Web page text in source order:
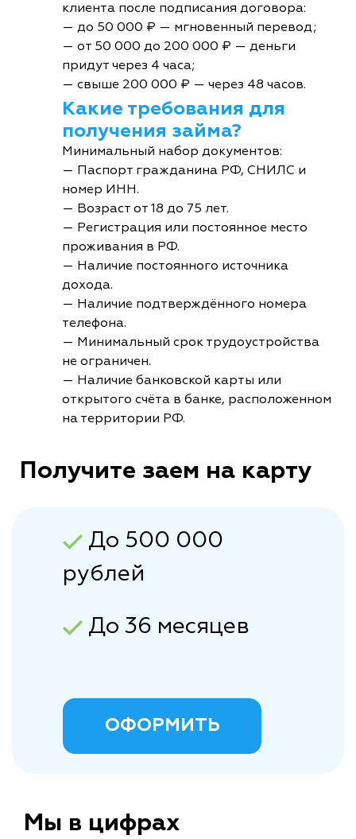
клиента после подписания договора:
— до 50 000 ₽ — мгновенный перевод;
— от 50 000 до 200 000 ₽ — деньги
придут через 4 часа;
— свыше 200 000 ₽ — через 48 часов.
Какие требования для
получения займа?
Минимальный набор документов:
— Паспорт гражданина РФ, СНИЛС и
номер ИНН.
— Возраст от 18 до 75 лет.
— Регистрация или постоянное место
проживания в РФ.
— Наличие постоянного источника
дохода.
— Наличие подтверждённого номера
телефона.
— Минимальный срок трудоустройства
не ограничен.
— Наличие банковской карты или
открытого счёта в банке, расположенном
на территории РФ.
Получите заем на карту
До 500 000
рублей
До 36 месяцев
ОФОРМИТЬ
Мы в цифрах